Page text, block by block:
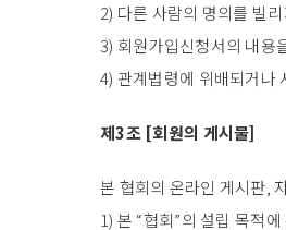
2) 다른 사람의 명의를 빌
3) 회원가입신청서의 내용
4) 관계법령에 위배되거나
제3조 [회원의 게시물]
본 협회의 온라인 게시판,
1) 본 “협회”의 설립 목적